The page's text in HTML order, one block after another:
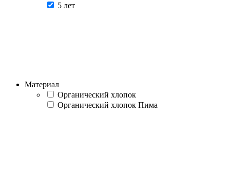
5 лет
Материал
Органический хлопок
Органический хлопок Пима